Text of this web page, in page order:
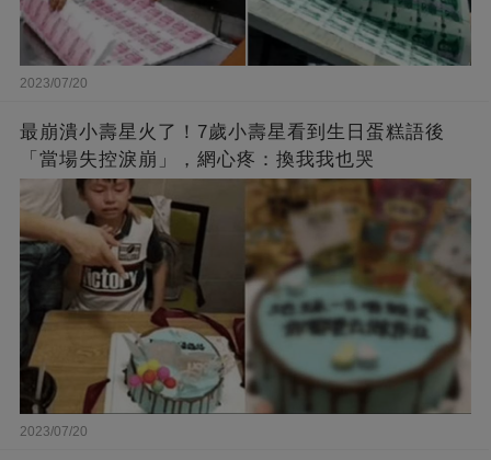
2023/07/20
最崩潰小壽星火了！7歲小壽星看到生日蛋糕語後
「當場失控淚崩」，網心疼：換我我也哭
2023/07/20